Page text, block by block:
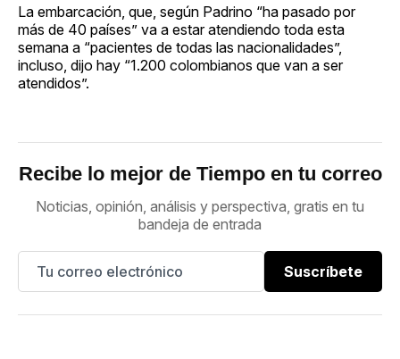
La embarcación, que, según Padrino “ha pasado por
más de 40 países” va a estar atendiendo toda esta
semana a “pacientes de todas las nacionalidades”,
incluso, dijo hay “1.200 colombianos que van a ser
atendidos”.
Recibe lo mejor de Tiempo en tu correo
Noticias, opinión, análisis y perspectiva, gratis en tu
bandeja de entrada
Suscríbete